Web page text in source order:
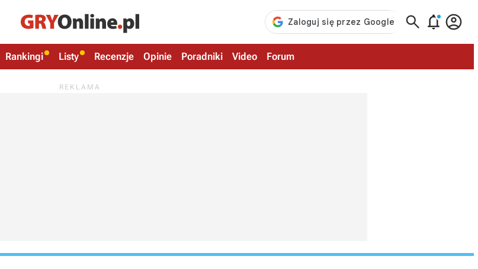
  
Rankingi Listy Recenzje Opinie Poradniki Video Forum